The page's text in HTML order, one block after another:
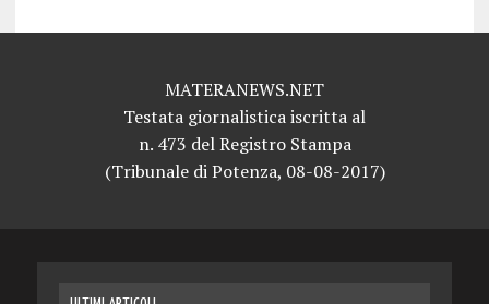
MATERANEWS.NET
Testata giornalistica iscritta al
n. 473 del Registro Stampa
(Tribunale di Potenza, 08-08-2017)